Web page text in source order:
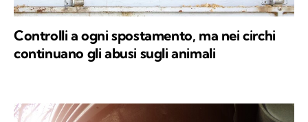
Controlli a ogni spostamento, ma nei circhi
continuano gli abusi sugli animali